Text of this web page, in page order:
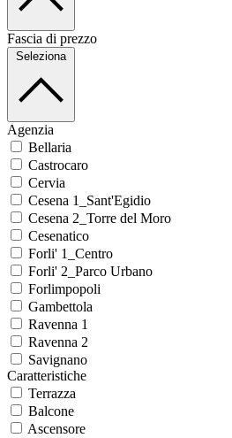
Fascia di prezzo
Seleziona
Agenzia
Bellaria
Castrocaro
Cervia
Cesena 1_Sant'Egidio
Cesena 2_Torre del Moro
Cesenatico
Forli' 1_Centro
Forli' 2_Parco Urbano
Forlimpopoli
Gambettola
Ravenna 1
Ravenna 2
Savignano
Caratteristiche
Terrazza
Balcone
Ascensore